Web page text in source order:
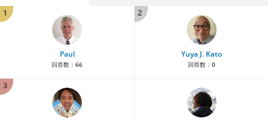
1
Paul
回答数： 66
2
Yuya J. Kato
回答数： 0
3